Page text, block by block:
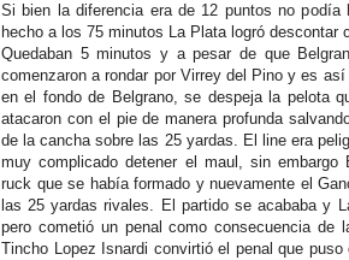
Si bien la diferencia era de 12 puntos no
hecho a los 75 minutos La Plata logró
Quedaban 5 minutos y a pesar de que
comenzaron a rondar por Virrey del Pino y es
en el fondo de Belgrano, se despeja la pelota
atacaron con el pie de manera profunda
de la cancha sobre las 25 yardas. El line era
muy complicado detener el maul, sin embargo
ruck que se había formado y nuevamente el
las 25 yardas rivales. El partido se acababa y
pero cometió un penal como consecuencia de
Tincho Lopez Isnardi convirtió el penal que